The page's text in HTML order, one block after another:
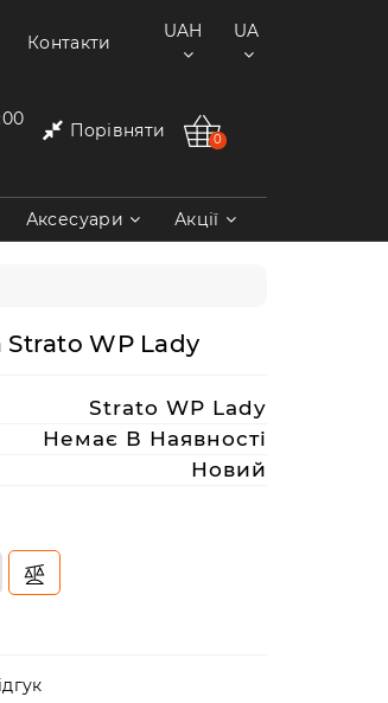
Контакти
UAH UA
Порівняти 0
Аксесуари Акції
WP Lady
Strato WP Lady
Немає В Наявності
Новий